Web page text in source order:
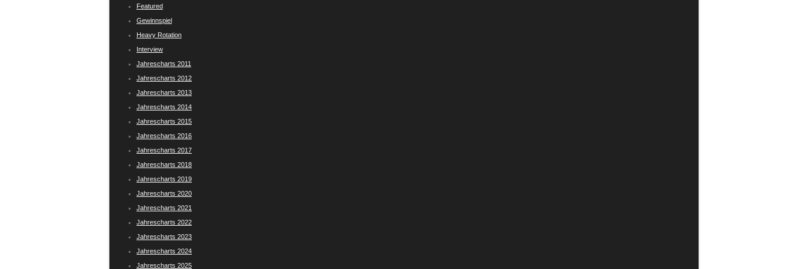
Featured
Gewinnspiel
Heavy Rotation
Interview
Jahrescharts 2011
Jahrescharts 2012
Jahrescharts 2013
Jahrescharts 2014
Jahrescharts 2015
Jahrescharts 2016
Jahrescharts 2017
Jahrescharts 2018
Jahrescharts 2019
Jahrescharts 2020
Jahrescharts 2021
Jahrescharts 2022
Jahrescharts 2023
Jahrescharts 2024
Jahrescharts 2025